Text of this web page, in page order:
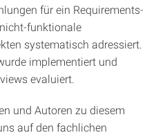
für ein Requirements-
funktionale
systematisch adressiert.
implementiert und
evaluiert.
und Autoren zu diesem
auf den fachlichen